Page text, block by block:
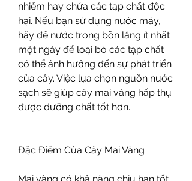
nhiễm hay chứa các tạp chất độc
hại. Nếu bạn sử dụng nước máy,
hãy để nước trong bồn lắng ít nhất
một ngày để loại bỏ các tạp chất
có thể ảnh hưởng đến sự phát triển
của cây. Việc lựa chọn nguồn nước
sạch sẽ giúp cây mai vàng hấp thụ
được dưỡng chất tốt hơn.
Đặc Điểm Của Cây Mai Vàng